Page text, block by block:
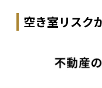
空き室リスク